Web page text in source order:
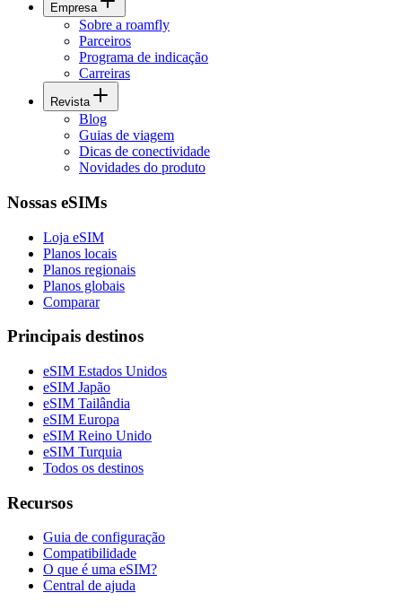
Empresa
Sobre a roamfly
Parceiros
Programa de indicação
Carreiras
Revista
Blog
Guias de viagem
Dicas de conectividade
Novidades do produto
Nossas eSIMs
Loja eSIM
Planos locais
Planos regionais
Planos globais
Comparar
Principais destinos
eSIM Estados Unidos
eSIM Japão
eSIM Tailândia
eSIM Europa
eSIM Reino Unido
eSIM Turquia
Todos os destinos
Recursos
Guia de configuração
Compatibilidade
O que é uma eSIM?
Central de ajuda